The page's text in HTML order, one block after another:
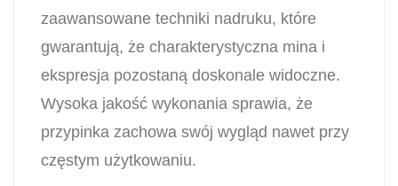
zaawansowane techniki nadruku, które
gwarantują, że charakterystyczna mina i
ekspresja pozostaną doskonale widoczne.
Wysoka jakość wykonania sprawia, że
przypinka zachowa swój wygląd nawet przy
częstym użytkowaniu.